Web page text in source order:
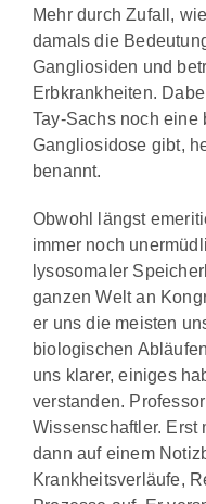
Mehr durch Zufall,
damals die
Gangliosiden und
Erbkrankheiten.
Tay-Sachs noch eine
Gangliosidose gibt,
benannt.
Obwohl längst
immer noch
lysosomaler
ganzen Welt an
er uns die meisten
biologischen
uns klarer, einiges
verstanden.
Wissenschaftler. Erst
dann auf einem
Krankheitsverläufe,